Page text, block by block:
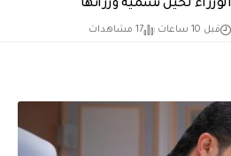
الوزراء لحين تسمية وزرائها
قبل 10 ساعات 17 مشاهدات